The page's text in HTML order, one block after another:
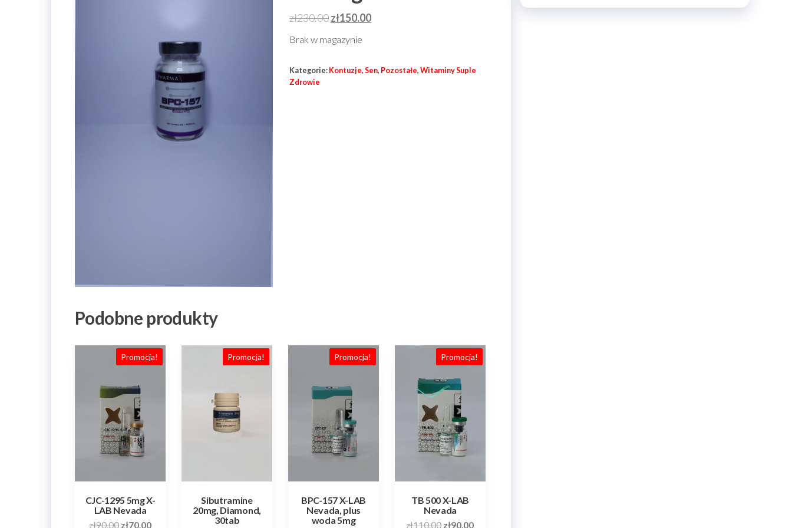
zł230.00Pierwotna
zł230.00.
zł150.00Aktualna
zł150.00.
Brak w magazynie
Kategorie: Kontuzje, Sen, Pozostałe, Witaminy Suple
Zdrowie
Podobne produkty
Promocja!
CJC-1295 5mg X-
LAB Nevada
zł90.00 Pierwotna
zł70.00Aktualna
Promocja!
Sibutramine
20mg, Diamond,
30tab
Promocja!
BPC-157 X-LAB
Nevada, plus
woda 5mg
Promocja!
TB 500 X-LAB
Nevada
zł110.00Pierwotna
zł90.00Aktualna